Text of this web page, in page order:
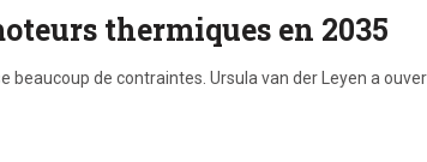
thermiques en 2035
beaucoup de contraintes. Ursula van der Leyen a